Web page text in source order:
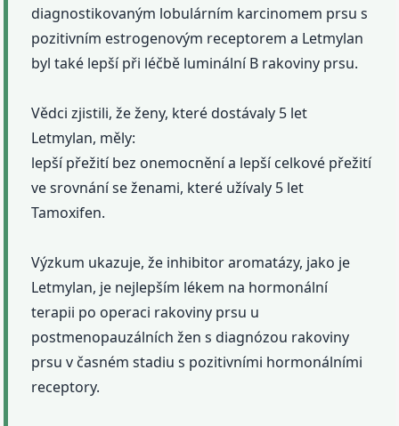
diagnostikovaným lobulárním karcinomem prsu s
pozitivním estrogenovým receptorem a Letmylan
byl také lepší při léčbě luminální B rakoviny prsu.
Vědci zjistili, že ženy, které dostávaly 5 let
Letmylan, měly:
lepší přežití bez onemocnění a lepší celkové přežití
ve srovnání se ženami, které užívaly 5 let
Tamoxifen.
Výzkum ukazuje, že inhibitor aromatázy, jako je
Letmylan, je nejlepším lékem na hormonální
terapii po operaci rakoviny prsu u
postmenopauzálních žen s diagnózou rakoviny
prsu v časném stadiu s pozitivními hormonálními
receptory.